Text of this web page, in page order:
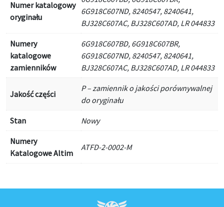
Numer katalogowy
oryginału
6G918C607ND, 8240547, 8240641,
BJ328C607AC, BJ328C607AD, LR 044833
Numery
katalogowe
zamienników
6G918C607BD, 6G918C607BR,
6G918C607ND, 8240547, 8240641,
BJ328C607AC, BJ328C607AD, LR 044833
Jakość części
P – zamiennik o jakości porównywalnej
do oryginału
Stan Nowy
Numery
Katalogowe Altim
ATFD-2-0002-M